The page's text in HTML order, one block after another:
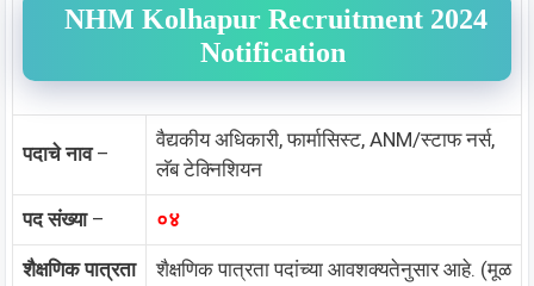
NHM Kolhapur Recruitment 2024
Notification
पदाचे नाव–
वैद्यकीय अधिकारी, फार्मासिस्ट, ANM/स्टाफ नर्स,
लॅब टेक्निशियन
पद संख्या– ०४
शैक्षणिक पात्रता
शैक्षणिक पात्रता पदांच्या आवशक्यतेनुसार आहे. (मूळ